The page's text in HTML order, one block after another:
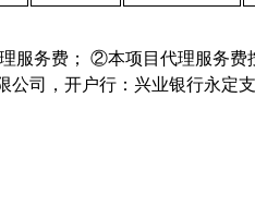
服务费； ②本项目代理服务费
公司，开户行：兴业银行永定